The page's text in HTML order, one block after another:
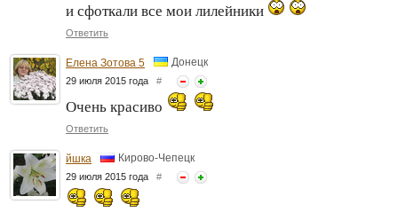
и сфоткали все мои лилейники
Ответить
Елена Зотова 5 Донецк
29 июля 2015 года #
Очень красиво
Ответить
йшка Кирово-Чепецк
29 июля 2015 года #